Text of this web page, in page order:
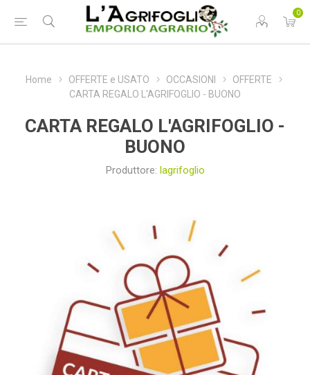
0
Home OFFERTE e USATO OCCASIONI
OFFERTE
CARTA REGALO L'AGRIFOGLIO - BUONO
CARTA REGALO L'AGRIFOGLIO -
BUONO
Produttore: lagrifoglio